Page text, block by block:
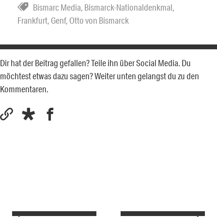
Bismarc Media, Bismarck-Nationaldenkmal,
Frankfurt, Genf, Otto von Bismarck
Dir hat der Beitrag gefallen? Teile ihn über Social Media. Du
möchtest etwas dazu sagen? Weiter unten gelangst du zu den
Kommentaren.